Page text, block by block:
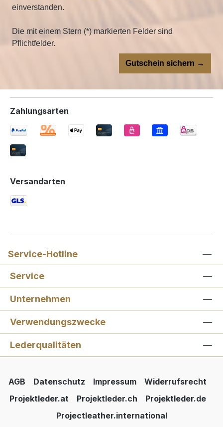
einverstanden.
Die mit einem Stern (*) markierten Felder sind
Pflichtfelder.
Gutschein sichern →
Zahlungsarten
Versandarten
Service-Hotline
Service
Unternehmen
Verwendungszwecke
Lederqualitäten
AGB Datenschutz Impressum
Widerrufsrecht
Projektleder.at
Projektleder.ch
Projektleder.de
Projectleather.international